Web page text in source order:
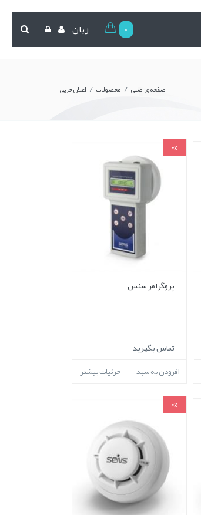
0 زبان
صفحه ی اصلی / محصولات / اعلان حریق
0%
پروگرامر سنس
تماس بگیرید
افزودن به سبد جزئیات بیشتر
0%